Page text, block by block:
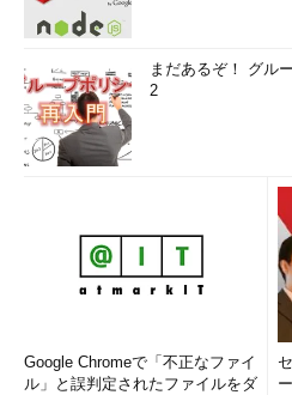
まだあるぞ！ グル
2
Google Chromeで「不正なファイ
ル」と誤判定されたファイルをダ